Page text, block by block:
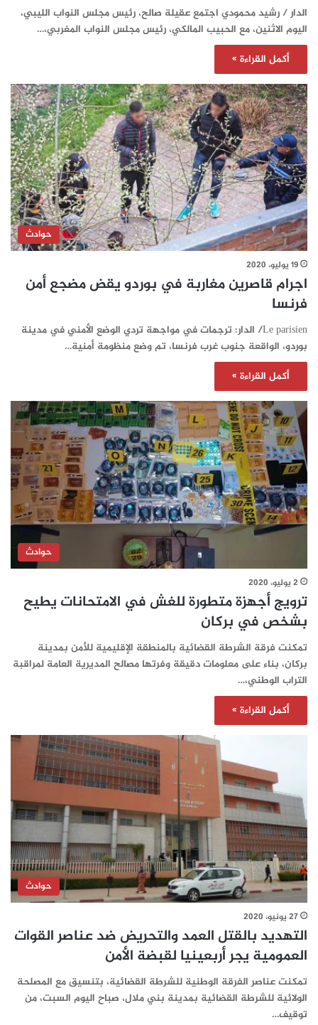
الدار / رشيد محمودي اجتمع عقيلة صالح، رئيس مجلس النواب الليبي،
اليوم الاثنين، مع الحبيب المالكي، رئيس مجلس النواب المغربي،…
أكمل القراءة »
حوادث
19 يوليو، 2020
اجرام قاصرين مغاربة في بوردو يقض مضجع أمن
فرنسا
Le parisien/ الدار: ترجمات في مواجهة تردي الوضع الأمني في مدينة
بوردو، الواقعة جنوب غرب فرنسا، تم وضع منظومة أمنية…
أكمل القراءة »
حوادث
2 يوليو، 2020
ترويج أجهزة متطورة للغش في الامتحانات يطيح
بشخص في بركان
تمكنت فرقة الشرطة القضائية بالمنطقة الإقليمية للأمن بمدينة
بركان، بناء على معلومات دقيقة وفرتها مصالح المديرية العامة لمراقبة
التراب الوطني،…
أكمل القراءة »
حوادث
27 يونيو، 2020
التهديد بالقتل العمد والتحريض ضد عناصر القوات
العمومية يجر أربعينيا لقبضة الأمن
تمكنت عناصر الفرقة الوطنية للشرطة القضائية، بتنسيق مع المصلحة
الولائية للشرطة القضائية بمدينة بني ملال، صباح اليوم السبت، من
توقيف…